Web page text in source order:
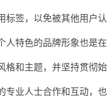
签，以免被其他用户认
特色的品牌形象也是在
和主题，并坚持贯彻始
业人士合作和互动，也